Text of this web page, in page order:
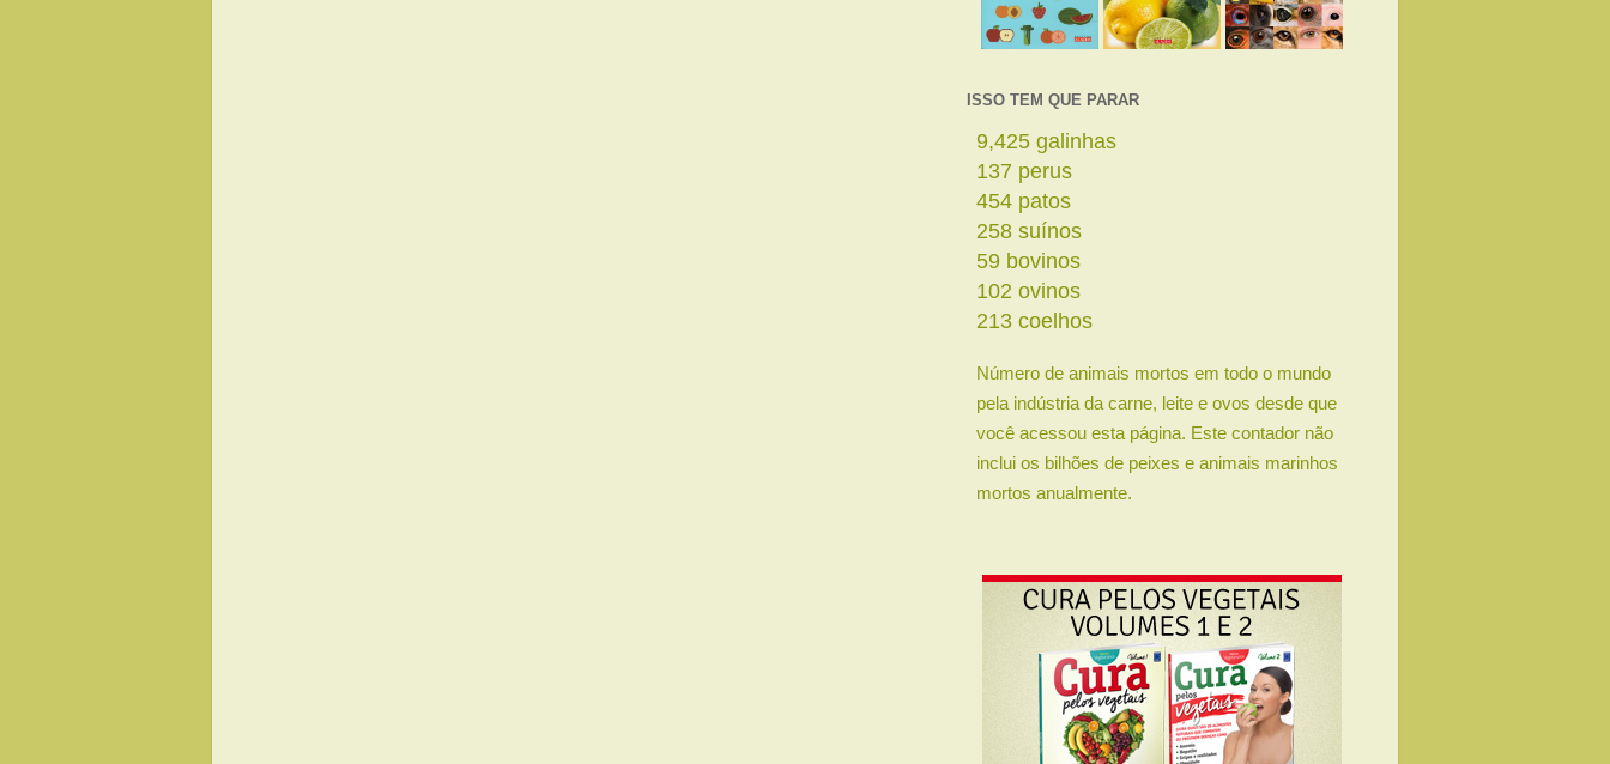
ISSO TEM QUE PARAR
11,642 galinhas
169 perus
561 patos
319 suínos
73 bovinos
126 ovinos
263 coelhos
Número de animais mortos em todo o mundo
pela indústria da carne, leite e ovos desde que
você acessou esta página. Este contador não
inclui os bilhões de peixes e animais marinhos
mortos anualmente.